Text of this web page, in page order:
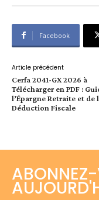
Facebook
Article précédent
Cerfa 2041-GX 2026 à
Télécharger en PDF :
l’Épargne Retraite et de
Déduction Fiscale